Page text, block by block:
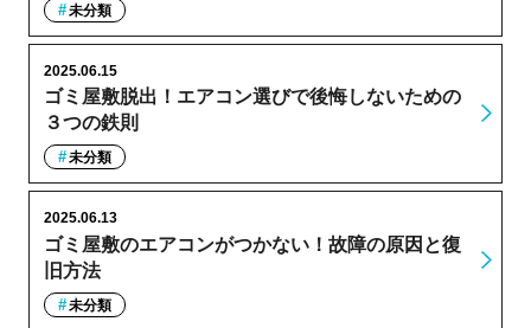
未分類
ゴミ屋敷脱出！エアコン選びで後悔しないための
３つの鉄則
2025.06.15
未分類
ゴミ屋敷のエアコンがつかない！故障の原因と復
旧方法
2025.06.13
未分類